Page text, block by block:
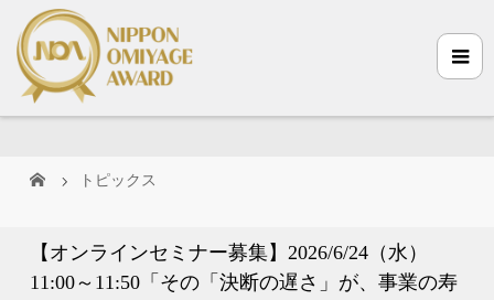
トピックス
【オンラインセミナー募集】2026/6/24（水）
11:00～11:50「その「決断の遅さ」が、事業の寿